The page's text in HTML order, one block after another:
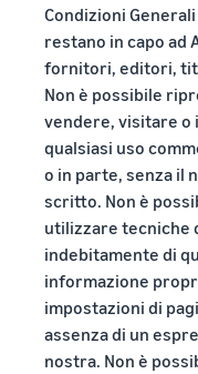
Condizioni
restano in capo ad
fornitori, editori,
Non è possibile
vendere, visitare o
qualsiasi uso
o in parte, senza il
scritto. Non è
utilizzare tecniche
indebitamente di
informazione
impostazioni di
assenza di un
nostra. Non è